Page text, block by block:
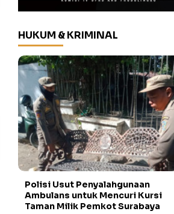
HUKUM & KRIMINAL
Polisi Usut Penyalahgunaan
Ambulans untuk Mencuri Kursi
Taman Milik Pemkot Surabaya